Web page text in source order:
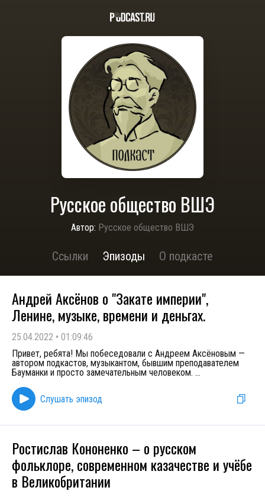
Русское общество ВШЭ
Автор: Русское общество ВШЭ
Ссылки Эпизоды О подкасте
Андрей Аксёнов о "Закате империи",
Ленине, музыке, времени и деньгах.
25.04.2022 • 01:09:46
Привет, ребята! Мы побеседовали с Андреем Аксёновым —
автором подкастов, музыкантом, бывшим преподавателем
Бауманки и просто замечательным человеком. ...
Слушать эпизод
Ростислав Кононенко – о русском
фольклоре, современном казачестве и учёбе
в Великобритании